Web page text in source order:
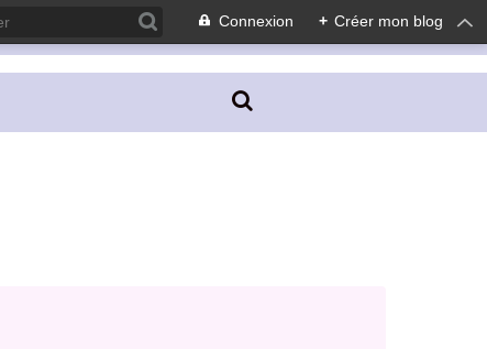
Connexion + Créer mon blog